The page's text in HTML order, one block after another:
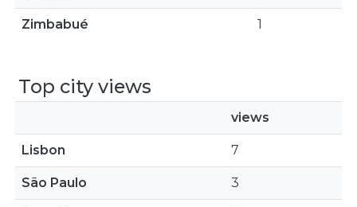
Zimbabué 1
Top city views
views
Lisbon 7
São Paulo 3